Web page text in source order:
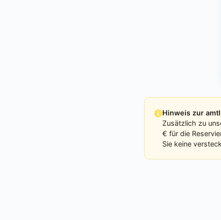
Hinweis zur
Zusätzlich zu
€ für die
Sie keine